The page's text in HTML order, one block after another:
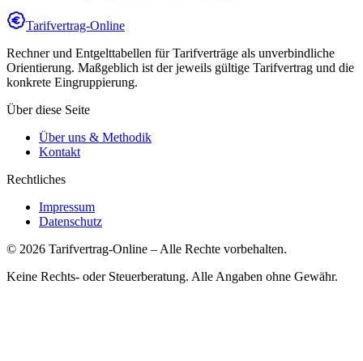
Tarifvertrag-Online
Rechner und Entgelttabellen für Tarifverträge als unverbindliche
Orientierung. Maßgeblich ist der jeweils gültige Tarifvertrag und die
konkrete Eingruppierung.
Über diese Seite
Über uns & Methodik
Kontakt
Rechtliches
Impressum
Datenschutz
© 2026 Tarifvertrag-Online – Alle Rechte vorbehalten.
Keine Rechts- oder Steuerberatung. Alle Angaben ohne Gewähr.